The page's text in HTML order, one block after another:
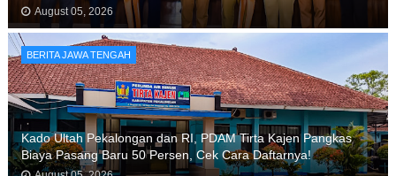
August 05, 2026
BERITA JAWA TENGAH
Kado Ultah Pekalongan dan RI, PDAM Tirta Kajen Pangkas
Biaya Pasang Baru 50 Persen, Cek Cara Daftarnya!